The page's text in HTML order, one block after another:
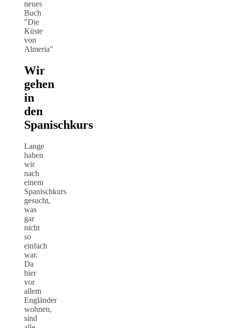
Wir
gehen
in
den
Spanischkurs
Lange
haben
wir
nach
einem
Spanischkurs
gesucht,
was
gar
nicht
so
einfach
war.
Da
hier
vor
allem
Engländer
wohnen,
sind